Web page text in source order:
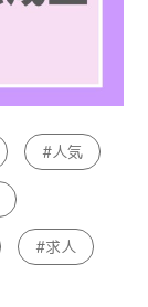
人気
求人